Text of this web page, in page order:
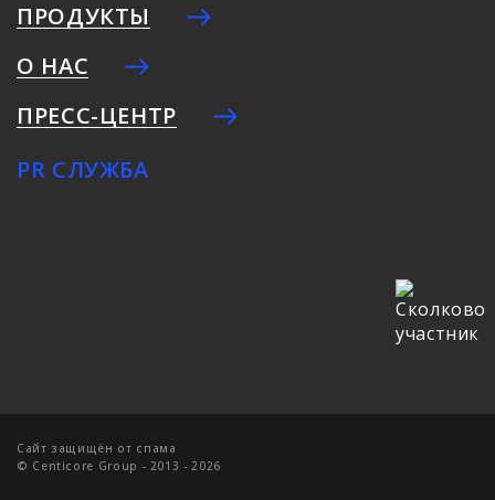
ПРОДУКТЫ
О НАС
ПРЕСС-ЦЕНТР
PR СЛУЖБА
Cайт защищён от спама
© Centicore Group - 2013 - 2026